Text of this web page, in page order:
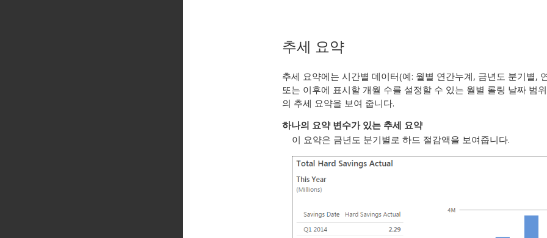
추세 요약
추세 요약에는 시간별 데이터(예: 월별 연간누계, 금년도 분기별,
또는 이후에 표시할 개월 수를 설정할 수 있는 월별 롤링 날짜 범
의 추세 요약을 보여 줍니다.
하나의 요약 변수가 있는 추세 요약
이 요약은 금년도 분기별로 하드 절감액을 보여줍니다.